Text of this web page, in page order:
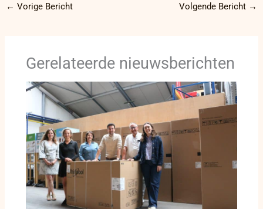
← Vorige Bericht Volgende Bericht →
Gerelateerde nieuwsberichten